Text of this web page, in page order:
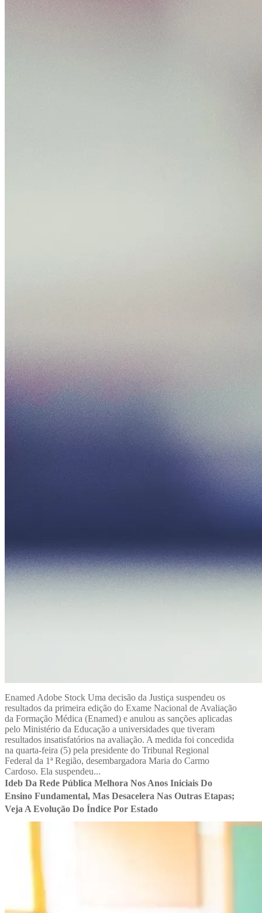
Enamed Adobe Stock Uma decisão da Justiça suspendeu os
resultados da primeira edição do Exame Nacional de Avaliação
da Formação Médica (Enamed) e anulou as sanções aplicadas
pelo Ministério da Educação a universidades que tiveram
resultados insatisfatórios na avaliação. A medida foi concedida
na quarta-feira (5) pela presidente do Tribunal Regional
Federal da 1ª Região, desembargadora Maria do Carmo
Cardoso. Ela suspendeu...
Ideb Da Rede Pública Melhora Nos Anos Iniciais Do
Ensino Fundamental, Mas Desacelera Nas Outras Etapas;
Veja A Evolução Do Índice Por Estado